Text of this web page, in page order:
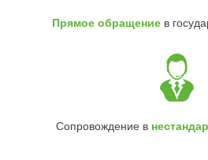
Прямое обращениев
Сопровождение в